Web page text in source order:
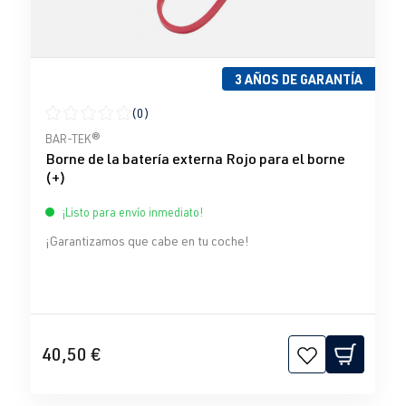
3 AÑOS DE GARANTÍA
Calificación promedio de 0 de 5 estrellas
(0)
BAR-TEK®
Borne de la batería externa Rojo para el borne
(+)
¡Listo para envío inmediato!
¡Garantizamos que cabe en tu coche!
40,50 €